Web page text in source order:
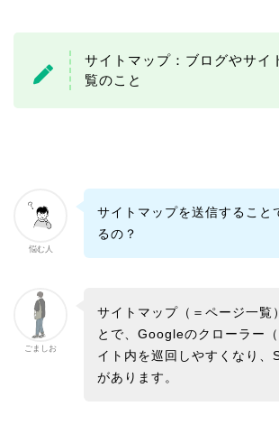
サイトマップ：ブログやサイ
覧のこと
悩む人
サイトマップを送信すること
るの？
ごましお
サイトマップ（＝ページ一覧
とで、Googleのクローラー
イト内を巡回しやすくなり、
があります。